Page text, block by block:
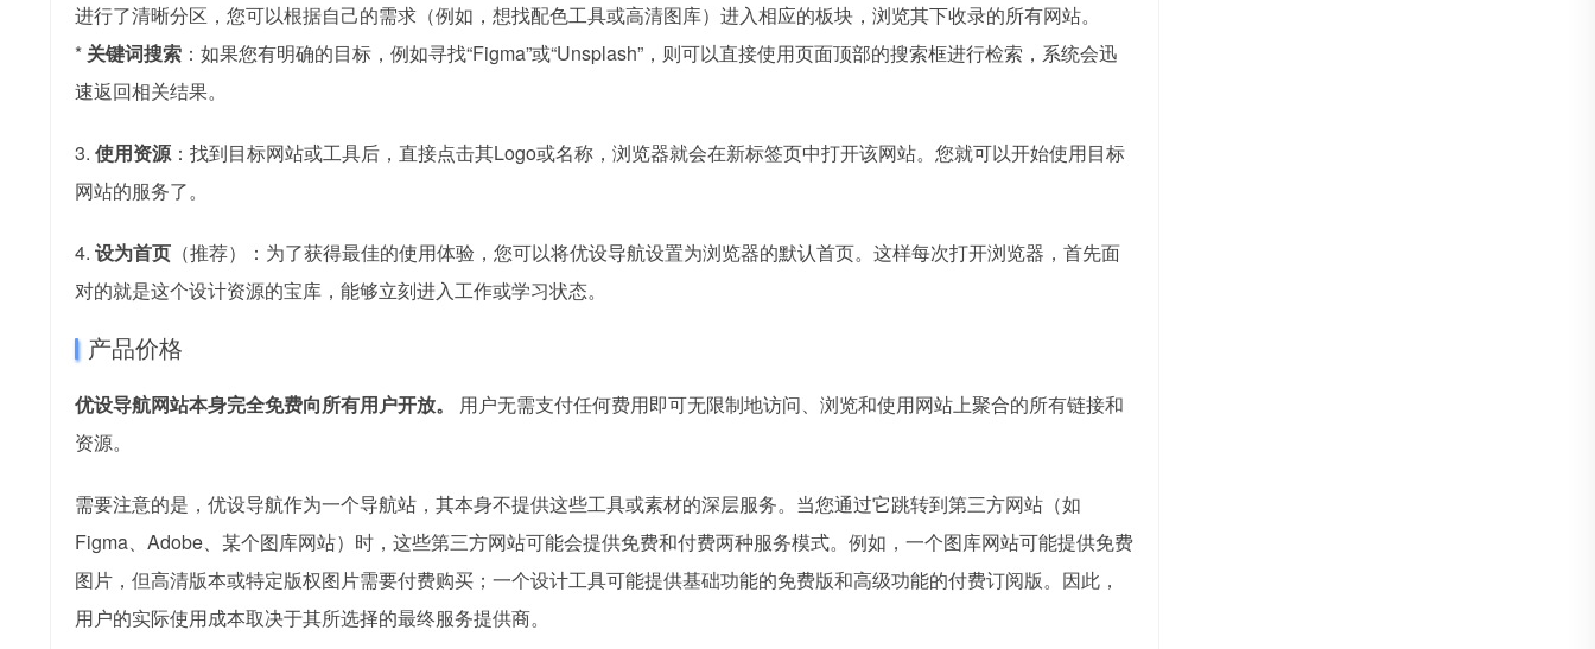
进行了清晰分区，您可以根据自己的需求（例如，想找配色工具或高清图库）进入相应的板块，浏览其下收录的所有网站。
* 关键词搜索 ：如果您有明确的目标，例如寻找“Figma”或“Unsplash”，则可以直接使用页面顶部的搜索框进行检索，系统会迅
速返回相关结果。
3. 使用资源：找到目标网站或工具后，直接点击其Logo或名称，浏览器就会在新标签页中打开该网站。您就可以开始使用目标
网站的服务了。
4. 设为首页 （推荐）：为了获得最佳的使用体验，您可以将优设导航设置为浏览器的默认首页。这样每次打开浏览器，首先面
对的就是这个设计资源的宝库，能够立刻进入工作或学习状态。
产品价格
优设导航网站本身完全免费向所有用户开放。
用户无需支付任何费用即可无限制地访问、浏览和使用网站上聚合的所有链接和
资源。
需要注意的是，优设导航作为一个导航站，其本身不提供这些工具或素材的深层服务。当您通过它跳转到第三方网站（如
Figma、Adobe、某个图库网站）时，这些第三方网站可能会提供免费和付费两种服务模式。例如，一个图库网站可能提供免费
图片，但高清版本或特定版权图片需要付费购买；一个设计工具可能提供基础功能的免费版和高级功能的付费订阅版。因此，
用户的实际使用成本取决于其所选择的最终服务提供商。